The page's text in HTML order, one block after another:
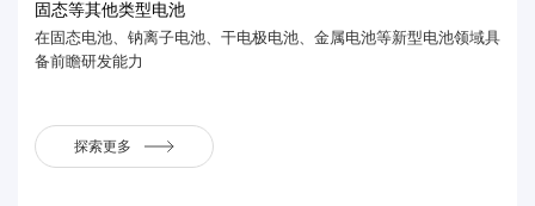
固态等其他类型电池
在固态电池、钠离子电池、干电极电池、金属电池等新型电池领域具
备前瞻研发能力
探索更多